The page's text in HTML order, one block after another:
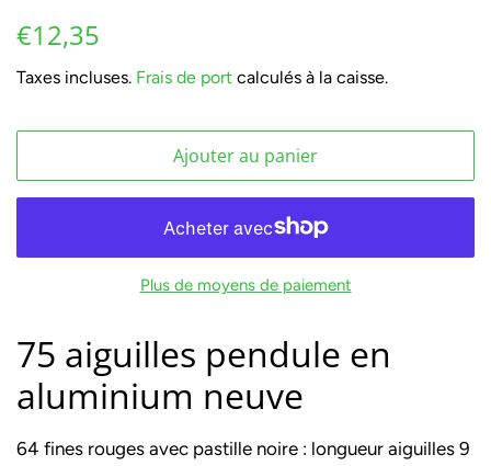
Prix
€12,35
Taxes incluses. Frais de port calculés à la caisse.
Ajouter au panier
Plus de moyens de paiement
75 aiguilles pendule en
aluminium neuve
64 fines rouges avec pastille noire : longueur aiguilles 9